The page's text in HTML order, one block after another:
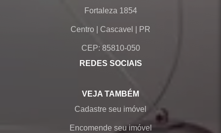
Fortaleza 1854
Centro Cascavel PR
CEP: 85810-050
REDES SOCIAIS
VEJA TAMBÉM
Cadastre seu imóvel
Encomende seu imóvel